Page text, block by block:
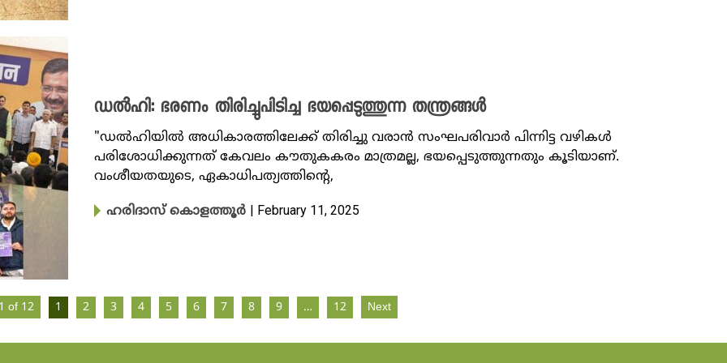
ഡൽഹി: ഭരണം തിരിച്ചുപിടിച്ച ഭയപ്പെടുത്തുന്ന തന്ത്രങ്ങൾ
"ഡൽഹിയിൽ അധികാരത്തിലേക്ക് തിരിച്ചു വരാൻ സംഘപരിവാർ പിന്നിട്ട വഴികൾ
പരിശോധിക്കുന്നത് കേവലം കൗതുകകരം മാത്രമല്ല, ഭയപ്പെടുത്തുന്നതും കൂടിയാണ്.
വംശീയതയുടെ, ഏകാധിപത്യത്തിന്റെ,
ഹരിദാസ് കൊളത്തൂർ | February 11, 2025
of 12 1 2 3 4 5 6 7 8 9 … 12 Next